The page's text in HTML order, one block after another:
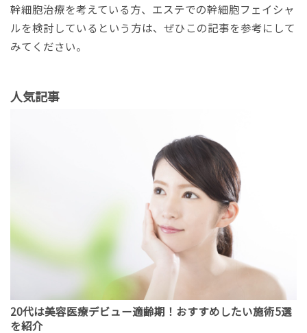
幹細胞治療を考えている方、エステでの幹細胞フェイシャ
ルを検討しているという方は、ぜひこの記事を参考にして
みてください。
人気記事
20代は美容医療デビュー適齢期！おすすめしたい施術5選
を紹介